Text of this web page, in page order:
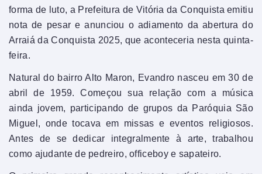
forma de luto, a Prefeitura de Vitória da Conquista emitiu
nota de pesar e anunciou o adiamento da abertura do
Arraiá da Conquista 2025, que aconteceria nesta quinta-
feira.
Natural do bairro Alto Maron, Evandro nasceu em 30 de
abril de 1959. Começou sua relação com a música
ainda jovem, participando de grupos da Paróquia São
Miguel, onde tocava em missas e eventos religiosos.
Antes de se dedicar integralmente à arte, trabalhou
como ajudante de pedreiro, officeboy e sapateiro.